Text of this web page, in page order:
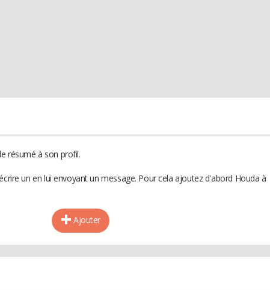
résumé à son profil.
un en lui envoyant un message. Pour cela ajoutez d'abord Houda à
Ajouter